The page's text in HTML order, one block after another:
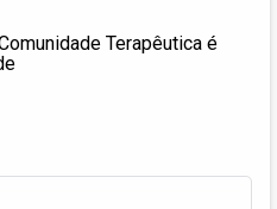
Terapêutica é